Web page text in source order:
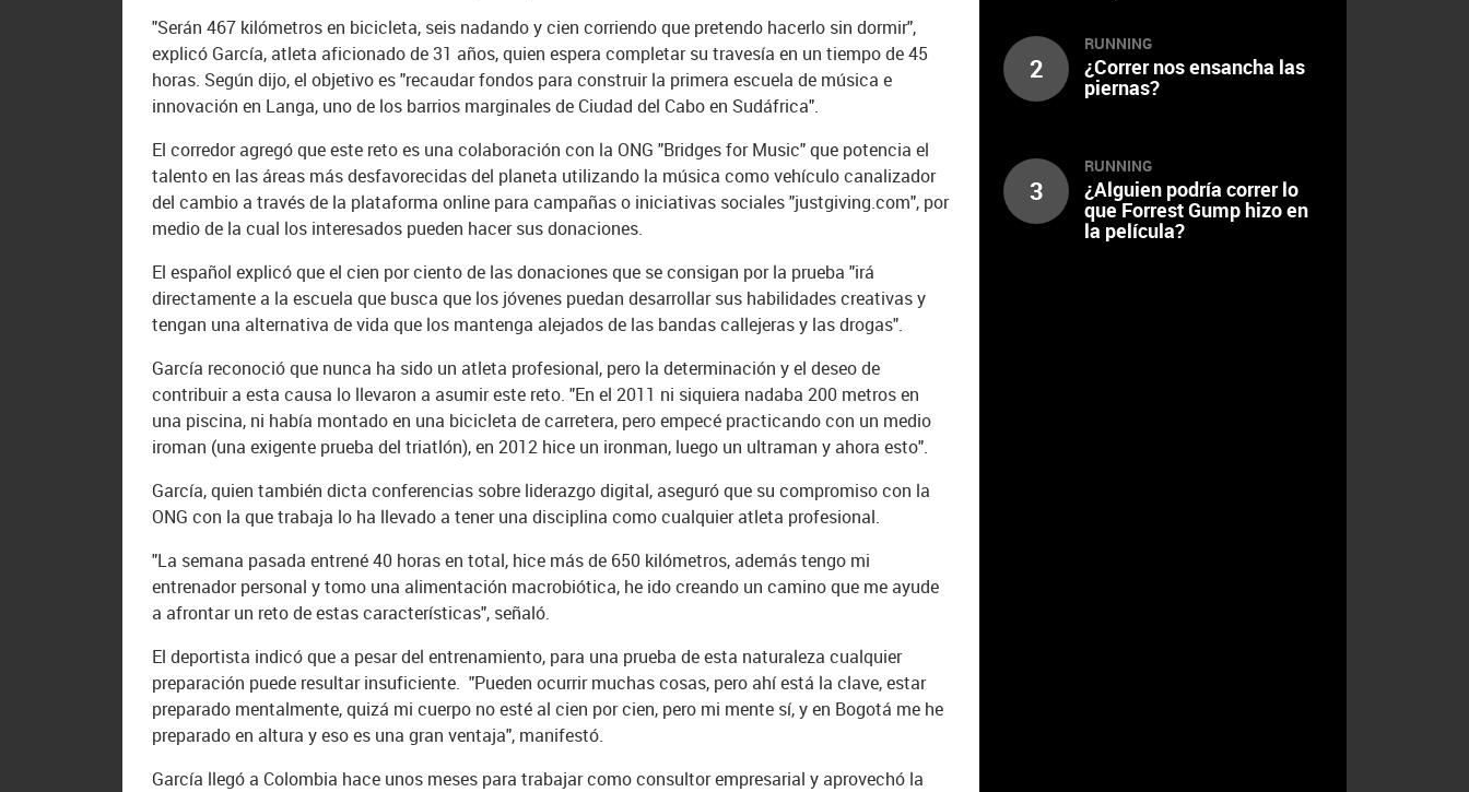
"Serán 467 kilómetros en bicicleta, seis nadando y cien corriendo que pretendo hacerlo sin dormir",
explicó García, atleta aficionado de 31 años, quien espera completar su travesía en un tiempo de 45
horas. Según dijo, el objetivo es "recaudar fondos para construir la primera escuela de música e
innovación en Langa, uno de los barrios marginales de Ciudad del Cabo en Sudáfrica".
El corredor agregó que este reto es una colaboración con la ONG "Bridges for Music" que potencia el
talento en las áreas más desfavorecidas del planeta utilizando la música como vehículo canalizador
del cambio a través de la plataforma online para campañas o iniciativas sociales "justgiving.com", por
medio de la cual los interesados pueden hacer sus donaciones.
El español explicó que el cien por ciento de las donaciones que se consigan por la prueba "irá
directamente a la escuela que busca que los jóvenes puedan desarrollar sus habilidades creativas y
tengan una alternativa de vida que los mantenga alejados de las bandas callejeras y las drogas".
García reconoció que nunca ha sido un atleta profesional, pero la determinación y el deseo de
contribuir a esta causa lo llevaron a asumir este reto. "En el 2011 ni siquiera nadaba 200 metros en
una piscina, ni había montado en una bicicleta de carretera, pero empecé practicando con un medio
iroman (una exigente prueba del triatlón), en 2012 hice un ironman, luego un ultraman y ahora esto".
García, quien también dicta conferencias sobre liderazgo digital, aseguró que su compromiso con la
ONG con la que trabaja lo ha llevado a tener una disciplina como cualquier atleta profesional.
"La semana pasada entrené 40 horas en total, hice más de 650 kilómetros, además tengo mi
entrenador personal y tomo una alimentación macrobiótica, he ido creando un camino que me ayude
a afrontar un reto de estas características", señaló.
El deportista indicó que a pesar del entrenamiento, para una prueba de esta naturaleza cualquier
preparación puede resultar insuficiente. "Pueden ocurrir muchas cosas, pero ahí está la clave, estar
preparado mentalmente, quizá mi cuerpo no esté al cien por cien, pero mi mente sí, y en Bogotá me he
preparado en altura y eso es una gran ventaja", manifestó.
García llegó a Colombia hace unos meses para trabajar como consultor empresarial y aprovechó la
2
RUNNING
¿Correr nos ensancha las
piernas?
3
RUNNING
¿Alguien podría correr lo
que Forrest Gump hizo en
la película?